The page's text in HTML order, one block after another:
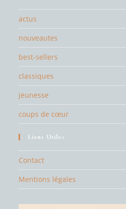
actus
nouveautes
best-sellers
classiques
jeunesse
coups de cœur
Liens Utiles
Contact
Mentions légales